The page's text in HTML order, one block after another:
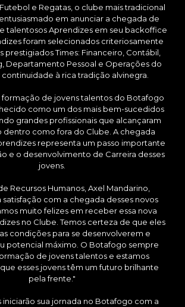
e Regatas, o clube mais tradicional
em anunciar a chegada de
talentosos Aprendizes em seu backoffice
foram selecionados criteriosamente
prestigiados Times: Financeiro, Contábil,
Departamento Pessoal e Operações do
à rica tradição alvinegra.
de jovens talentos do Botafogo
como um dos mais bem-sucedidos
grandes profissionais que alcançaram
dentro como fora do Clube. A chegada
representa um passo importante
e o desenvolvimento de Carreira desses
jovens.
Recursos Humanos, Axel Mandarino,
satisfação com a chegada desses novos
muito felizes em receber essa nova
no Clube. Temos certeza de que eles
condições para se desenvolverem e
potencial máximo. O Botafogo sempre
de jovens talentos e estamos
esses jovens têm um futuro brilhante
pela frente."
iniciarão sua jornada no Botafogo com a